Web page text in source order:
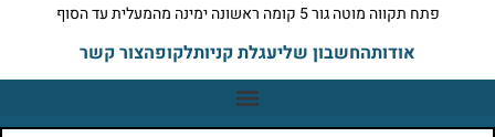
פתח תקווה מוטה גור 5 קומה ראשונה ימינה מהמעלית עד הסוף
אודותהחשבון שליעגלת קניותלקופהצור קשר